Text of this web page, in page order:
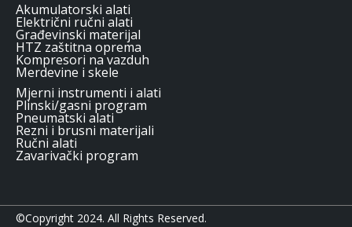
Akumulatorski alati
Električni ručni alati
Građevinski materijal
HTZ zaštitna oprema
Kompresori na vazduh
Merdevine i skele
Mjerni instrumenti i alati
Plinski/gasni program
Pneumatski alati
Rezni i brusni materijali
Ručni alati
Zavarivački program
©Copyright 2024. All Rights Reserved.